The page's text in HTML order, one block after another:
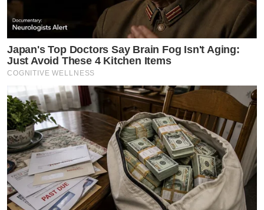
Japan's Top Doctors Say Bra​in Fo​g Isn't Aging:
Just Avoid These 4 Kitchen Items
COGNITIVE WELLNESS